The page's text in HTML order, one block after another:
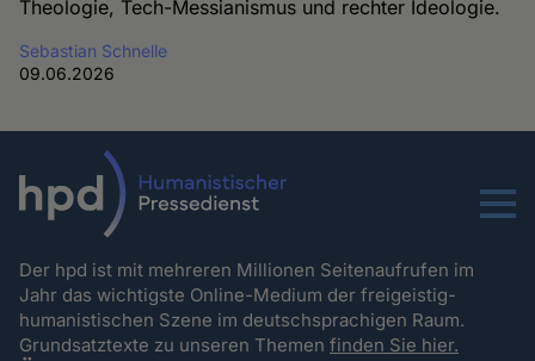
Theologie, Tech-Messianismus und rechter Ideologie.
Sebastian Schnelle
09.06.2026
Menu
Der hpd ist mit mehreren Millionen Seitenaufrufen im
Jahr das wichtigste Online-Medium der freigeistig-
humanistischen Szene im deutschsprachigen Raum.
Grundsatztexte zu unseren Themenfinden Sie hier.